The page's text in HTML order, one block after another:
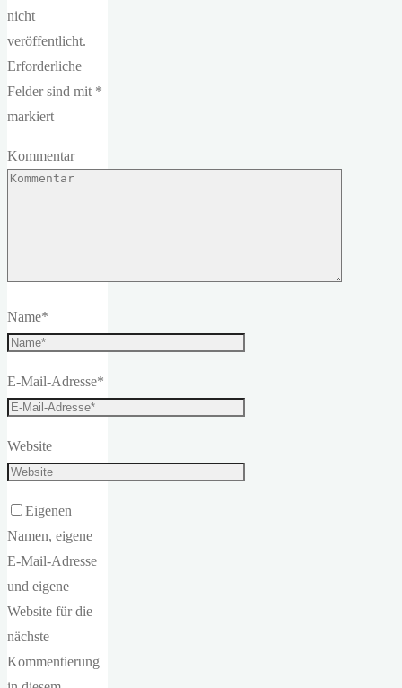
nicht
veröffentlicht.
Erforderliche
Felder sind mit *
markiert
Kommentar
Name*
E-Mail-Adresse*
Website
Eigenen
Namen, eigene
E-Mail-Adresse
und eigene
Website für die
nächste
Kommentierung